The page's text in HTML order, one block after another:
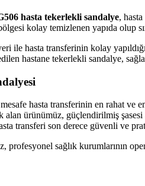
hasta tekerlekli sandalye,
kolay temizlenen yapıda olup
hasta transferinin kolay
hastane tekerlekli sandalye,
hasta transferinin en rahat ve
ürünümüz, güçlendirilmiş
transferi son derece güvenli ve
sağlık kurumlarının